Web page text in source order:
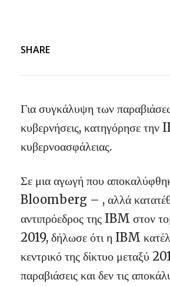
SHARE
Για συγκάλυψη των
κυβερνήσεις, κατηγόρησε την
κυβερνοασφάλειας.
Σε μια αγωγή που
Bloomberg – , αλλά
αντιπρόεδρος της IBM στον
2019, δήλωσε ότι η IBM
κεντρικό της δίκτυο μεταξύ
παραβιάσεις και δεν τις